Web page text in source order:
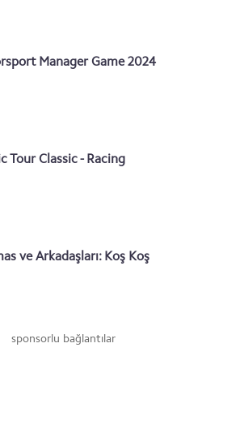
Manager Game 2024
Tour Classic - Racing
ve Arkadaşları: Koş Koş
sponsorlu bağlantılar